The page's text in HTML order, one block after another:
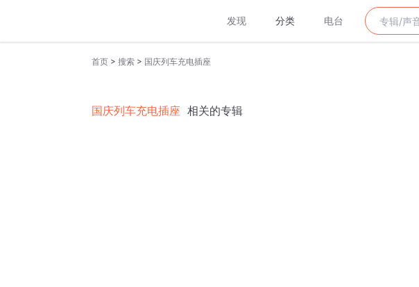
发现 分类 电台
首页 > 搜索 > 国庆列车充电插座
国庆列车充电插座 相关的专辑